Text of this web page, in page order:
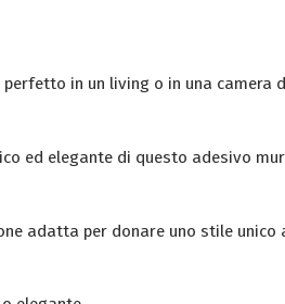
in un living o in una camera
ed elegante di questo adesivo
adatta per donare uno stile unico